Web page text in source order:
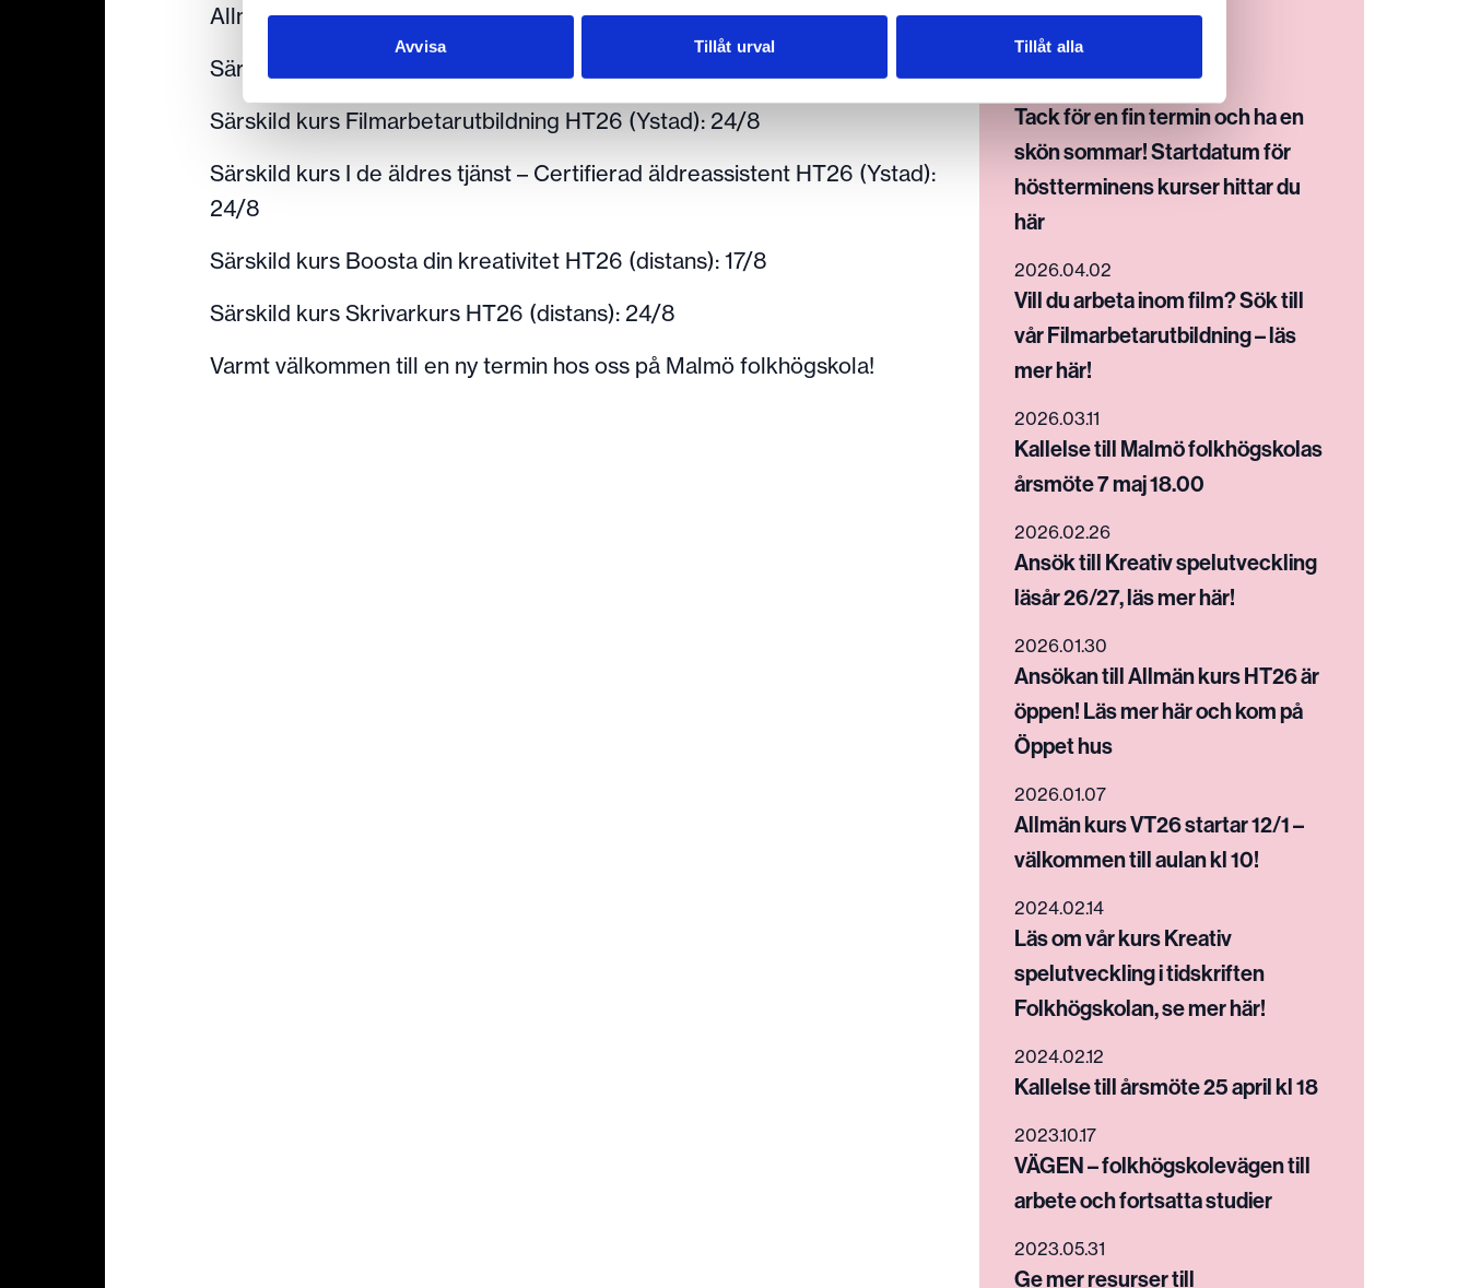
Avvisa Tillåt urval Tillåt alla
Allmän kurs HT26: 17/8
Särskild kurs Kreativ spelutveckling HT26: 17/8
Särskild kurs Filmarbetarutbildning HT26 (Ystad): 24/8
Särskild kurs I de äldres tjänst – Certifierad äldreassistent HT26 (Ystad):
24/8
Särskild kurs Boosta din kreativitet HT26 (distans): 17/8
Särskild kurs Skrivarkurs HT26 (distans): 24/8
Varmt välkommen till en ny termin hos oss på Malmö folkhögskola!
Fler nyheter
Tack för en fin termin och ha en
skön sommar! Startdatum för
höstterminens kurser hittar du
här
2026.04.02
Vill du arbeta inom film? Sök till
vår Filmarbetarutbildning – läs
mer här!
2026.03.11
Kallelse till Malmö folkhögskolas
årsmöte 7 maj 18.00
2026.02.26
Ansök till Kreativ spelutveckling
läsår 26/27, läs mer här!
2026.01.30
Ansökan till Allmän kurs HT26 är
öppen! Läs mer här och kom på
Öppet hus
2026.01.07
Allmän kurs VT26 startar 12/1 –
välkommen till aulan kl 10!
2024.02.14
Läs om vår kurs Kreativ
spelutveckling i tidskriften
Folkhögskolan, se mer här!
2024.02.12
Kallelse till årsmöte 25 april kl 18
2023.10.17
VÄGEN – folkhögskolevägen till
arbete och fortsatta studier
2023.05.31
Ge mer resurser till